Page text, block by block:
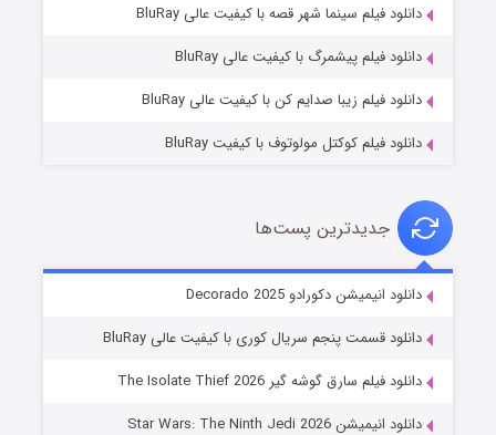
خاندان اژدها فصل ۳
دانلود فیلم سینما شهر قصه با کیفیت عالی BluRay
دانلود فیلم پیشمرگ با کیفیت عالی BluRay
دانلود فیلم زیبا صدایم کن با کیفیت عالی BluRay
دانلود فیلم کوکتل مولوتوف با کیفیت BluRay
جدیدترین پست‌ها
دانلود انیمیشن دکورادو Decorado 2025
دانلود قسمت پنجم سریال کوری با کیفیت عالی BluRay
دانلود فیلم سارق گوشه گیر The Isolate Thief 2026
دانلود انیمیشن Star Wars: The Ninth Jedi 2026